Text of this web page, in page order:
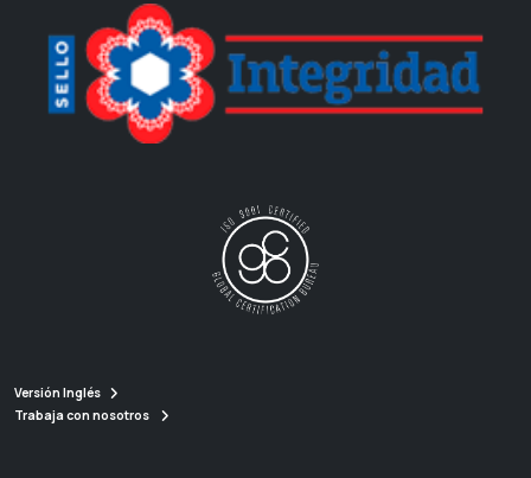
Versión Inglés
Trabaja con nosotros